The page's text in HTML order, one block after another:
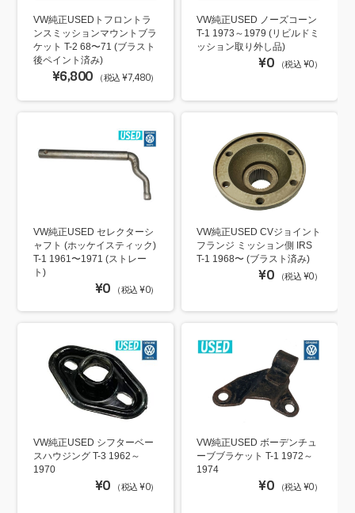
VW純正USEDトフロントラ
ンスミッションマウントブラ
ケット T-2 68〜71 (ブラスト
後ペイント済み)
¥6,800 （税込 ¥7,480）
VW純正USED ノーズコーン
T-1 1973～1979 (リビルドミ
ッション取り外し品)
¥0 （税込 ¥0）
VW純正USED セレクターシ
ャフト (ホッケイスティック)
T-1 1961〜1971 (ストレー
ト)
¥0 （税込 ¥0）
VW純正USED CVジョイント
フランジ ミッション側 IRS
T-1 1968〜 (ブラスト済み)
¥0 （税込 ¥0）
VW純正USED シフターベー
スハウジング T-3 1962～
1970
¥0 （税込 ¥0）
VW純正USED ボーデンチュ
ーブブラケット T-1 1972～
1974
¥0 （税込 ¥0）